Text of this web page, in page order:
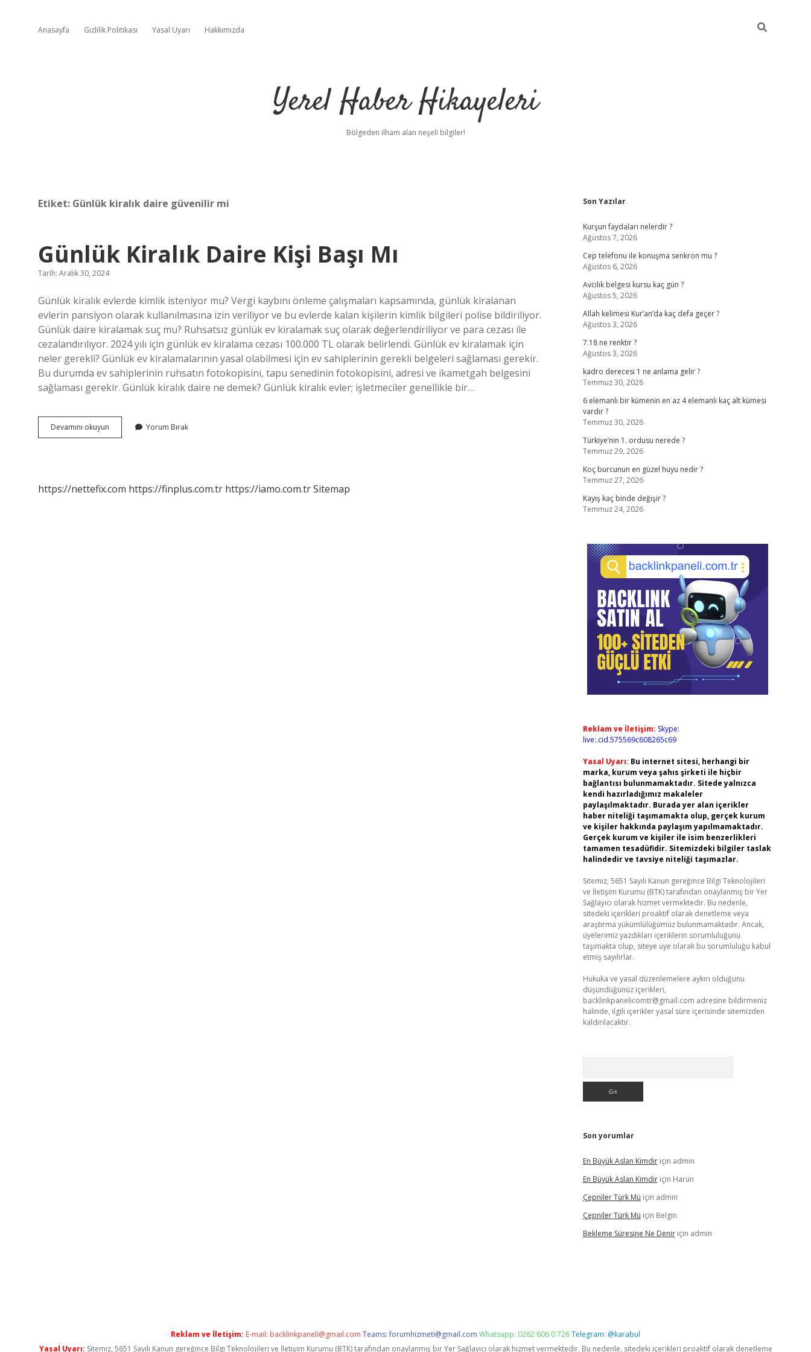
Anasayfa Gizlilik Politikası Yasal Uyarı Hakkımızda
Yerel Haber Hikayeleri
Bölgeden ilham alan neşeli bilgiler!
Etiket: Günlük kiralık daire güvenilir mi
Günlük Kiralık Daire Kişi Başı Mı
Tarih: Aralık 30, 2024
Günlük kiralık evlerde kimlik isteniyor mu? Vergi kaybını önleme çalışmaları kapsamında, günlük kiralanan
evlerin pansiyon olarak kullanılmasına izin veriliyor ve bu evlerde kalan kişilerin kimlik bilgileri polise bildiriliyor.
Günlük daire kiralamak suç mu? Ruhsatsız günlük ev kiralamak suç olarak değerlendiriliyor ve para cezası ile
cezalandırılıyor. 2024 yılı için günlük ev kiralama cezası 100.000 TL olarak belirlendi. Günlük ev kiralamak için
neler gerekli? Günlük ev kiralamalarının yasal olabilmesi için ev sahiplerinin gerekli belgeleri sağlaması gerekir.
Bu durumda ev sahiplerinin ruhsatın fotokopisini, tapu senedinin fotokopisini, adresi ve ikametgah belgesini
sağlaması gerekir. Günlük kiralık daire ne demek? Günlük kiralık evler; işletmeciler genellikle bir…
Devamını okuyun
Kiralık
Yorum Bırak
https://nettefix.com https://finplus.com.tr https://iamo.com.trSitemap
Sidebar
Son Yazılar
Kurşun faydaları nelerdir ?
Ağustos 7, 2026
Cep telefonu ile konuşma senkron mu ?
Ağustos 6, 2026
Avcılık belgesi kursu kaç gün ?
Ağustos 5, 2026
Allah kelimesi Kur’an’da kaç defa geçer ?
Ağustos 3, 2026
7.18 ne renktir ?
Ağustos 3, 2026
kadro derecesi 1 ne anlama gelir ?
Temmuz 30, 2026
6 elemanlı bir kümenin en az 4 elemanlı kaç alt kümesi
vardır ?
Temmuz 30, 2026
Türkiye’nin 1. ordusu nerede ?
Temmuz 29, 2026
Koç burcunun en güzel huyu nedir ?
Temmuz 27, 2026
Kayış kaç binde değişir ?
Temmuz 24, 2026
Reklam ve İletişim: Skype:
live:.cid.575569c608265c69
Yasal Uyarı: Bu internet sitesi, herhangi bir
marka, kurum veya şahıs şirketi ile hiçbir
bağlantısı bulunmamaktadır. Sitede yalnızca
kendi hazırladığımız makaleler
paylaşılmaktadır. Burada yer alan içerikler
haber niteliği taşımamakta olup, gerçek kurum
ve kişiler hakkında paylaşım yapılmamaktadır.
Gerçek kurum ve kişiler ile isim benzerlikleri
tamamen tesadüfidir. Sitemizdeki bilgiler taslak
halindedir ve tavsiye niteliği taşımazlar.
Sitemiz, 5651 Sayılı Kanun gereğince Bilgi Teknolojileri
ve İletişim Kurumu (BTK) tarafından onaylanmış bir Yer
Sağlayıcı olarak hizmet vermektedir. Bu nedenle,
sitedeki içerikleri proaktif olarak denetleme veya
araştırma yükümlülüğümüz bulunmamaktadır. Ancak,
üyelerimiz yazdıkları içeriklerin sorumluluğunu
taşımakta olup, siteye üye olarak bu sorumluluğu kabul
etmiş sayılırlar.
Hukuka ve yasal düzenlemelere aykırı olduğunu
düşündüğünüz içerikleri,
backlinkpanelicomtr@gmail.com adresine bildirmeniz
halinde, ilgili içerikler yasal süre içerisinde sitemizden
kaldırılacaktır.
Son yorumlar
En Büyük Aslan Kimdiriçin admin
En Büyük Aslan Kimdiriçin Harun
Çepniler Türk Mü için admin
Çepniler Türk Mü için Belgin
Bekleme Süresine Ne Deniriçin admin
Reklam ve İletişim: E-mail: backlinkpaneli@gmail.com Teams:forumhizmeti@gmail.com Whatsapp: 0262 606 0 726Telegram: @karabul
Yasal Uyarı: Sitemiz, 5651 Sayılı Kanun gereğince Bilgi Teknolojileri ve İletişim Kurumu (BTK) tarafından onaylanmış bir Yer Sağlayıcı olarak hizmet vermektedir. Bu nedenle, sitedeki içerikleri proaktif olarak denetleme